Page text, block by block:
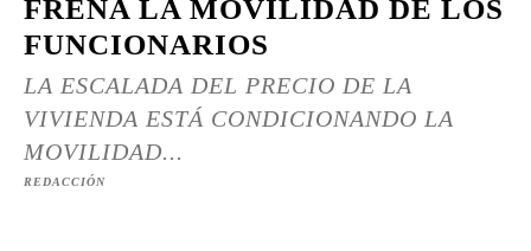
FRENA LA MOVILIDAD DE LOS
FUNCIONARIOS
LA ESCALADA DEL PRECIO DE LA
VIVIENDA ESTÁ CONDICIONANDO LA
MOVILIDAD...
REDACCIÓN